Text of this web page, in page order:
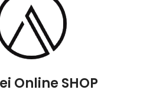
Online SHOP